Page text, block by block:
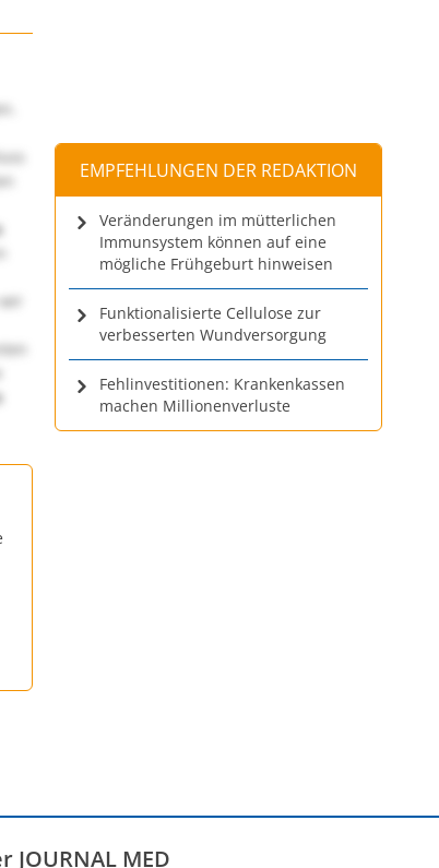
EMPFEHLUNGEN DER REDAKTION
Veränderungen im mütterlichen
Immunsystem können auf eine
mögliche Frühgeburt hinweisen
Funktionalisierte Cellulose zur
verbesserten Wundversorgung
Fehlinvestitionen: Krankenkassen
machen Millionenverluste
JOURNAL MED